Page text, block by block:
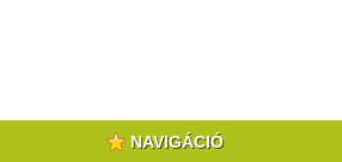
NAVIGÁCIÓ